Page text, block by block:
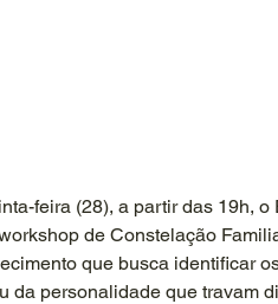
feira (28), a partir das 19h,
de Constelação
que busca identificar
da personalidade que travam